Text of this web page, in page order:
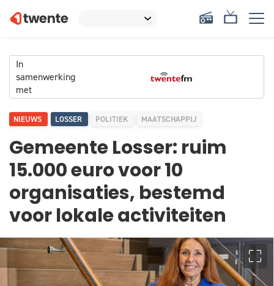
In
samenwerking
met
NIEUWS LOSSER POLITIEK MAATSCHAPPIJ
Gemeente Losser: ruim
15.000 euro voor 10
organisaties, bestemd
voor lokale activiteiten